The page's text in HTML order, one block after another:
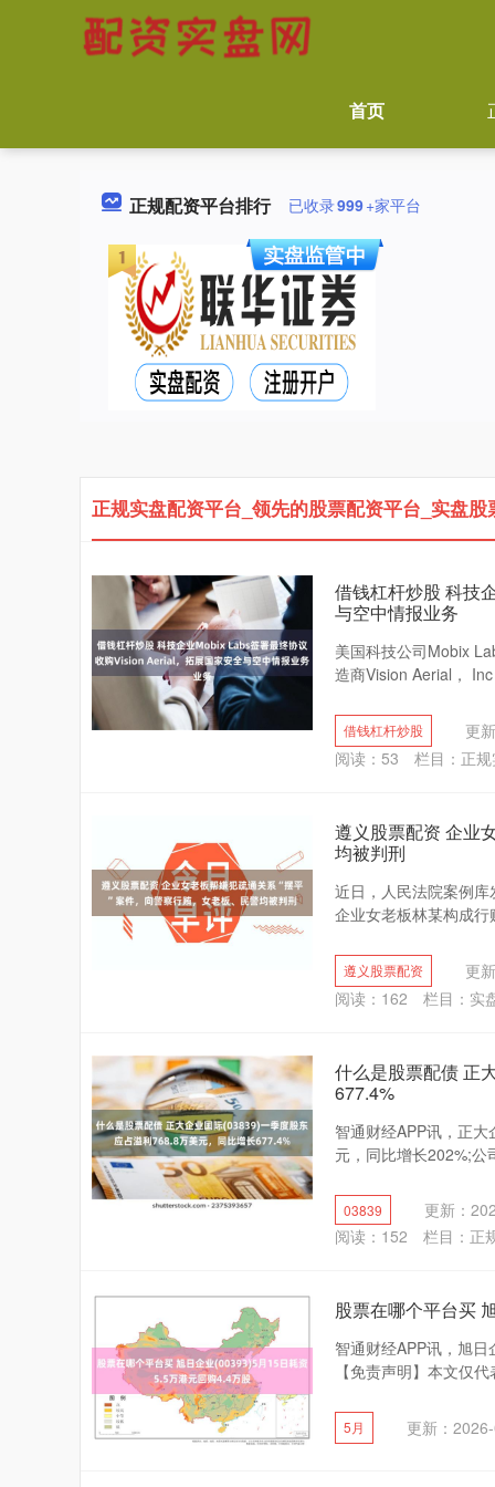
首页
正规配资平台排行 已收录999+家平台
正规实盘配资平台_领先的股票配资平台_实盘
借钱杠杆炒股 科技
与空中情报业务
美国科技公司Mobix
造商Vision Aerial，
借钱杠杆炒股
更
阅读： 53 栏目： 正
遵义股票配资 企业
均被判刑
近日，人民法院案例
企业女老板林某构成
遵义股票配资
更
阅读： 162 栏目： 实
什么是股票配债 正
677.4%
智通财经APP讯，正
元，同比增长202%;
03839
更新：
阅读： 152 栏目： 正
股票在哪个平台买
智通财经APP讯，旭
【免责声明】本文仅
5月 更新：